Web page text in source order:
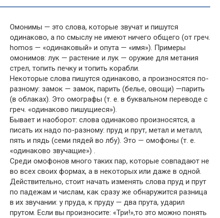
Омонимы — это слова, которые звучат и пишутся
одинаково, а по смыслу не имеют ничего общего (от греч.
homos — «одинаковый» и опута — «имя»). Примеры
омонимов: лук — растение и лук — оружие для метания
стрел, топить печку и топить корабли.
Некоторые слова пишутся одинаково, а произносятся по-
разному: замок — замок, парить (белье, овощи) —парить
(в облаках). Это омографы (т. е. в буквальном переводе с
греч. «одинаково пишущиеся»).
Бывает и наоборот: слова одинаково произносятся, а
писать их надо по-разному: пруд и прут, метал и металл,
пять и пядь (семи пядей во лбу). Это — омофоны (т. е.
«одинаково звучащие») .
Среди омофонов много таких пар, которые совпадают не
во всех своих формах, а в некоторых или даже в одной.
Действительно, стоит начать изменять слова пруд и прут
по падежам и числам, как сразу же обнаружится разница
в их звучании: у пруда, к пруду — два прута, ударил
прутом. Если вы произносите: «Три!»,то это можно понять